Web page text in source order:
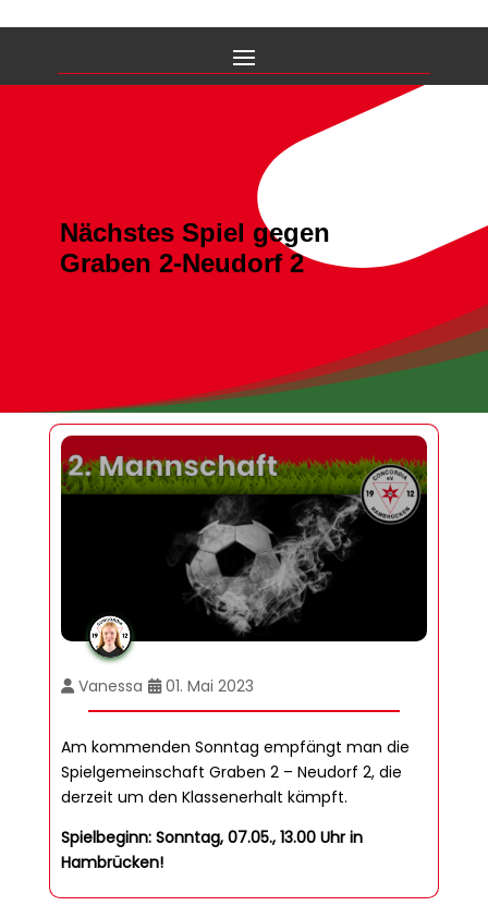
Nächstes Spiel gegen
Graben 2-Neudorf 2
Vanessa 01. Mai 2023
Am kommenden Sonntag empfängt man die
Spielgemeinschaft Graben 2 – Neudorf 2, die
derzeit um den Klassenerhalt kämpft.
Spielbeginn: Sonntag, 07.05., 13.00 Uhr in
Hambrücken!